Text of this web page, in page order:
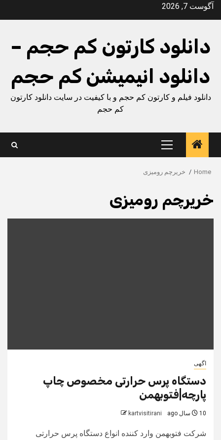
Skipآگوست 7, 2026
دانلود کارتون کم حجم –
دانلود انیمیشن کم حجم
دانلود فیلم و کارتون کم حجم و با کیفیت در سایت دانلود کارتون
کم حجم
Primary
Menu
Home خریرچم رومیزی
خریرچم رومیزی
اگهی
دستگاه پرس حرارتی مخصوص چاپ
پارچه|فتوبهمن
10 سال ago kartvisitirani
شرکت فتوبهمن وارد کننده انواع دستگاه پرس حرارتی